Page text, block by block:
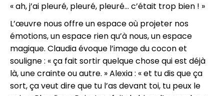
« ah, j’ai pleuré, pleuré, pleuré… c’était trop bien ! »
L’œuvre nous offre un espace où projeter nos
émotions, un espace rien qu’à nous, un espace
magique. Claudia évoque l’image du cocon et
souligne : « ça fait sortir quelque chose qui est déjà
là, une crainte ou autre. » Alexia : « et tu dis que ça
sort, ça veut dire que tu l’as devant toi, tu peux le